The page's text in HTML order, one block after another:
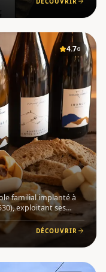
4.7G
familial implanté à
exploitant ses
et Chablis .
est aujourd'hui c
DÉCOUVRIR